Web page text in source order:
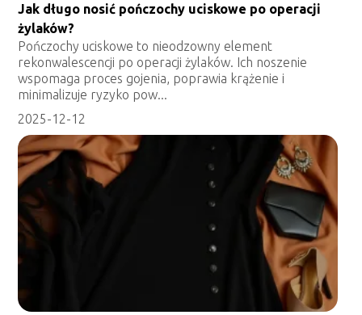
Jak długo nosić pończochy uciskowe po operacji
żylaków?
Pończochy uciskowe to nieodzowny element
rekonwalescencji po operacji żylaków. Ich noszenie
wspomaga proces gojenia, poprawia krążenie i
minimalizuje ryzyko pow...
2025-12-12